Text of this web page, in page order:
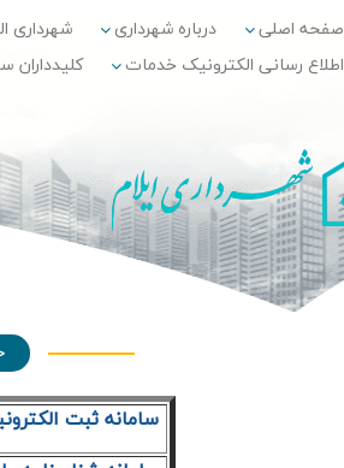
صفحه اصلی درباره شهرداری شهرداری
اطلاع رسانی الکترونیک خدمات
کلیدداران
سامانه ثبت